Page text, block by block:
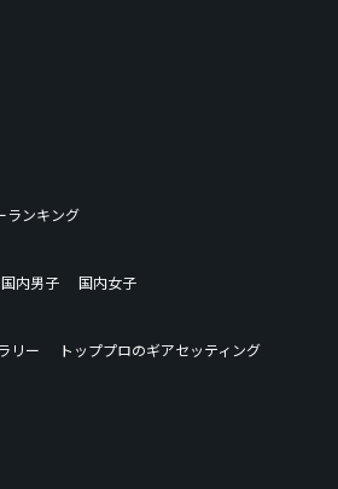
ランキング
国内男子
国内女子
リー
トッププロのギアセッティング